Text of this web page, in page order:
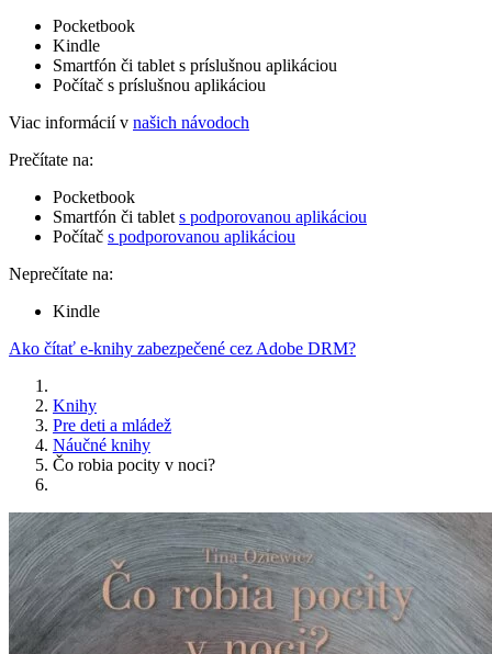
Pocketbook
Kindle
Smartfón či tablet s príslušnou aplikáciou
Počítač s príslušnou aplikáciou
Viac informácií v našich návodoch
Prečítate na:
Pocketbook
Smartfón či tablet s podporovanou aplikáciou
Počítač s podporovanou aplikáciou
Neprečítate na:
Kindle
Ako čítať e-knihy zabezpečené cez Adobe DRM?
Knihy
Pre deti a mládež
Náučné knihy
Čo robia pocity v noci?